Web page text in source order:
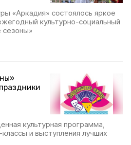
«Аркадия» состоялось яркое
культурно-социальный
сезоны»
культурная программа,
и выступления лучших